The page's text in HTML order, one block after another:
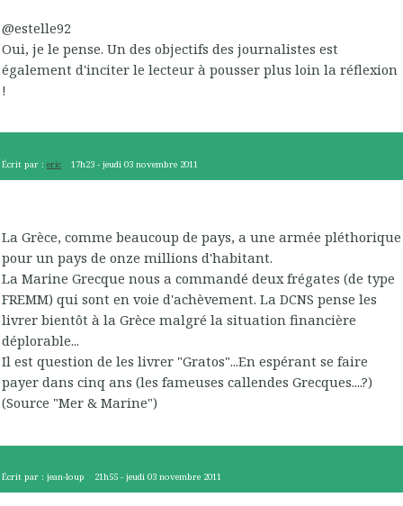
@estelle92
Oui, je le pense. Un des objectifs des journalistes est
également d'inciter le lecteur à pousser plus loin la réflexion
!
Écrit par : eric 17h23 -jeudi 03 novembre 2011
La Grèce, comme beaucoup de pays, a une armée pléthorique
pour un pays de onze millions d'habitant.
La Marine Grecque nous a commandé deux frégates (de type
FREMM) qui sont en voie d'achèvement. La DCNS pense les
livrer bientôt à la Grèce malgré la situation financière
déplorable...
Il est question de les livrer "Gratos"...En espérant se faire
payer dans cinq ans (les fameuses callendes Grecques....?)
(Source "Mer & Marine")
Écrit par : jean-loup 21h55 -jeudi 03 novembre 2011